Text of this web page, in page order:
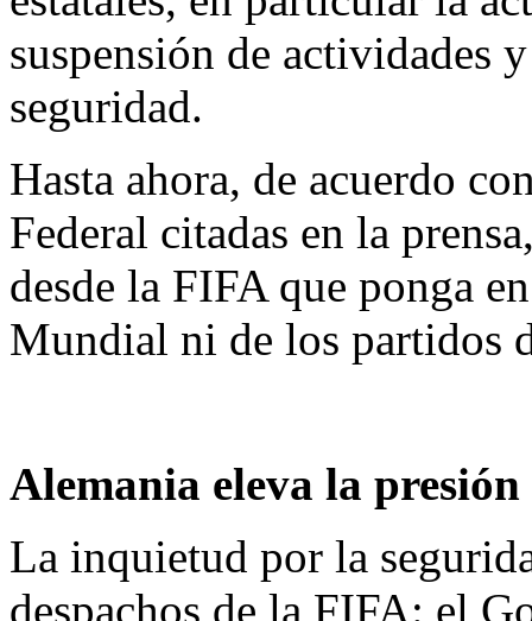
suspensión de actividades
seguridad.
Hasta ahora, de acuerdo
Federal citadas en la
desde la FIFA que ponga
Mundial ni de los partidos
Alemania eleva la
La inquietud por la
despachos de la FIFA: el